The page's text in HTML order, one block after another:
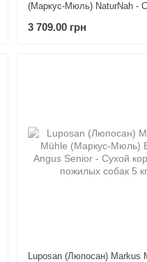
(Маркус-Мюль) NaturNah -
кг
3 709.00 грн
Luposan (Люпосан) Markus